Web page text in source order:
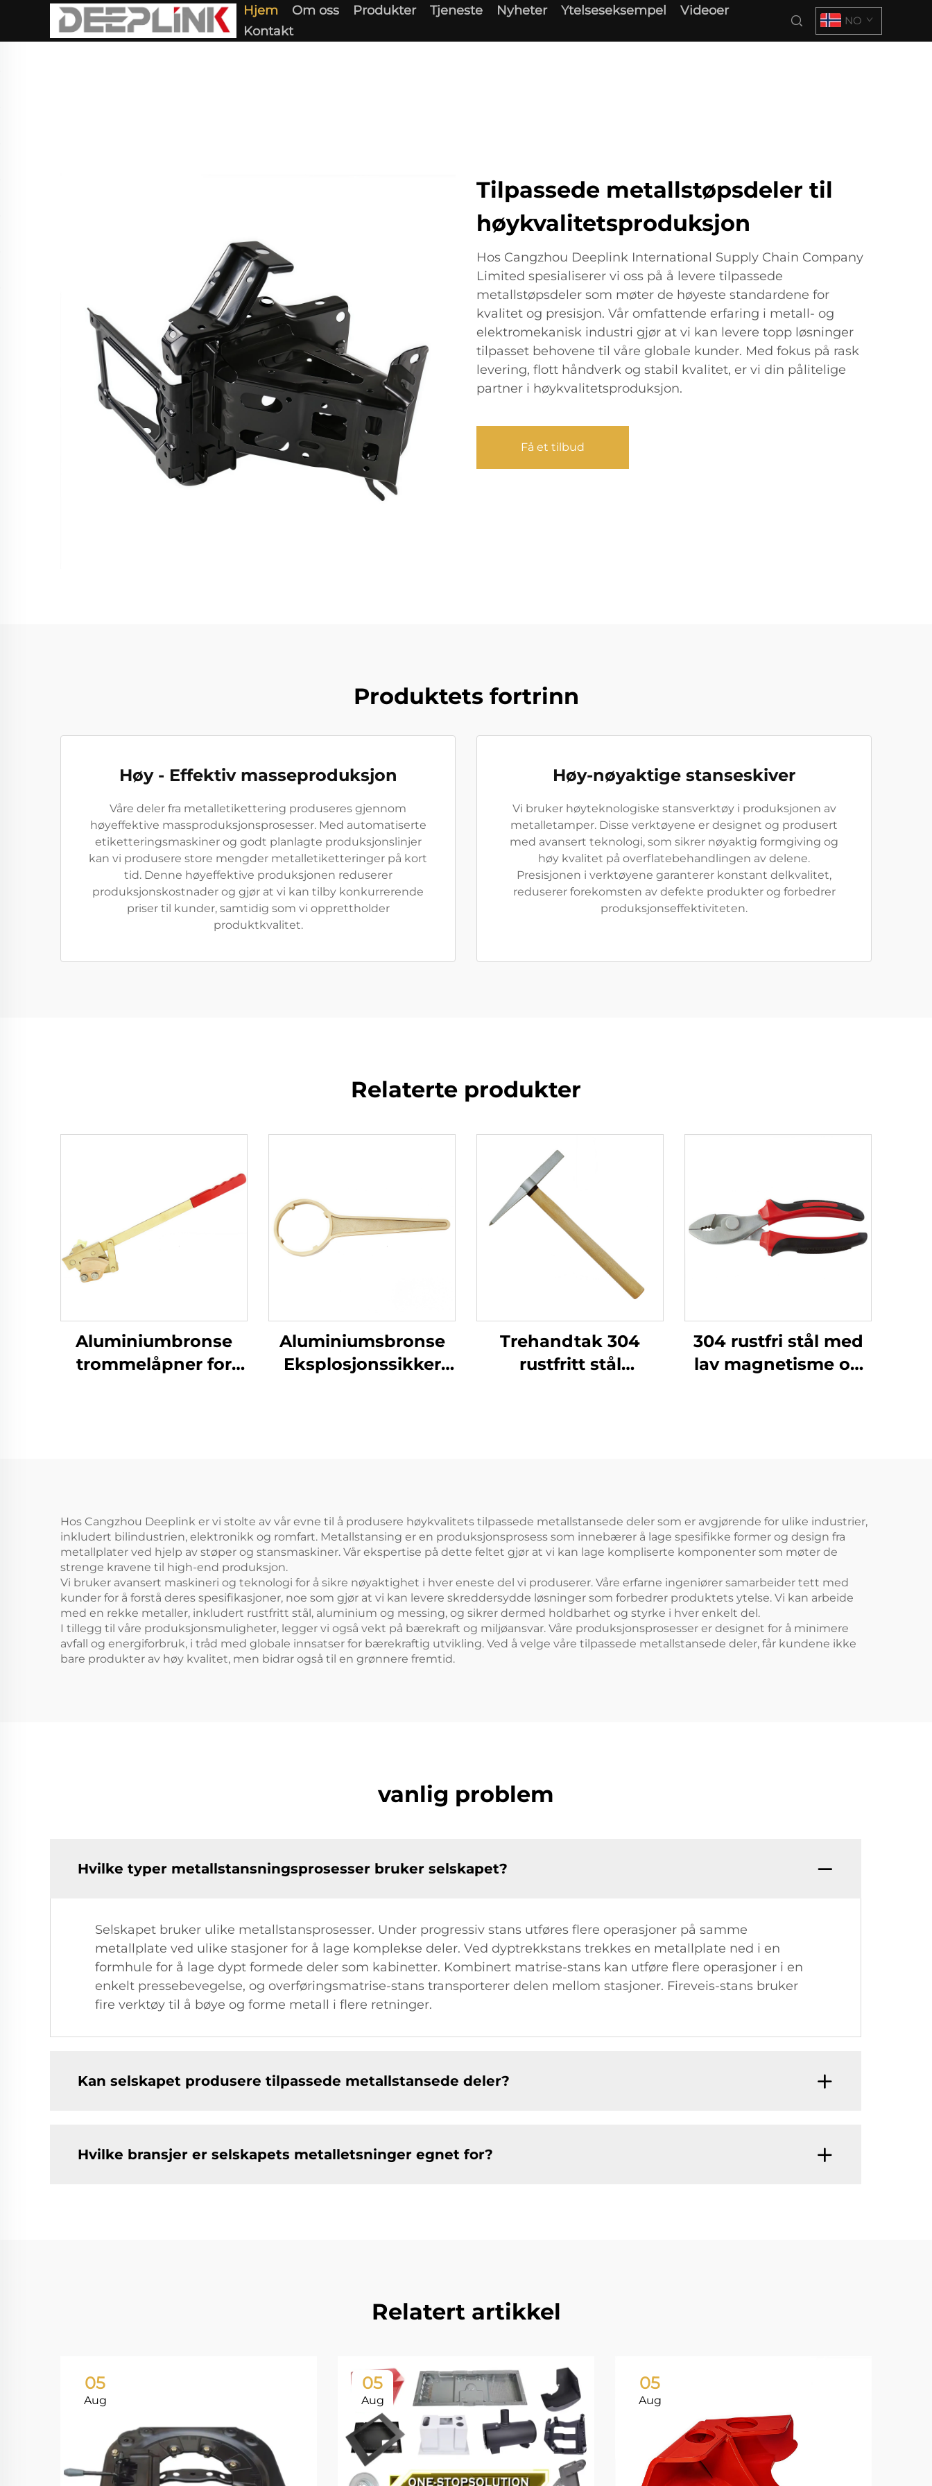
Hjem Om oss Produkter Tjeneste Nyheter Ytelseseksempel
Videoer
Kontakt
NO
Tilpassede metallstøpsdeler til
høykvalitetsproduksjon
Hos Cangzhou Deeplink International Supply Chain Company
Limited spesialiserer vi oss på å levere tilpassede
metallstøpsdeler som møter de høyeste standardene for
kvalitet og presisjon. Vår omfattende erfaring i metall- og
elektromekanisk industri gjør at vi kan levere topp løsninger
tilpasset behovene til våre globale kunder. Med fokus på rask
levering, flott håndverk og stabil kvalitet, er vi din pålitelige
partner i høykvalitetsproduksjon.
Få et tilbud
Produktets fortrinn
Høy - Effektiv masseproduksjon
Våre deler fra metalletikettering produseres gjennom
høyeffektive massproduksjonsprosesser. Med automatiserte
etiketteringsmaskiner og godt planlagte produksjonslinjer
kan vi produsere store mengder metalletiketteringer på kort
tid. Denne høyeffektive produksjonen reduserer
produksjonskostnader og gjør at vi kan tilby konkurrerende
priser til kunder, samtidig som vi opprettholder
produktkvalitet.
Høy-nøyaktige stanseskiver
Vi bruker høyteknologiske stansverktøy i produksjonen av
metalletamper. Disse verktøyene er designet og produsert
med avansert teknologi, som sikrer nøyaktig formgiving og
høy kvalitet på overflatebehandlingen av delene.
Presisjonen i verktøyene garanterer konstant delkvalitet,
reduserer forekomsten av defekte produkter og forbedrer
produksjonseffektiviteten.
Relaterte produkter
Aluminiumbronse
trommelåpner for
Aluminiumsbronse
Eksplosjonssikker
Trehandtak 304
rustfritt stål
304 rustfri stål med
lav magnetisme og
Hos Cangzhou Deeplink er vi stolte av vår evne til å produsere høykvalitets tilpassede metallstansede deler som er avgjørende for ulike industrier,
inkludert bilindustrien, elektronikk og romfart. Metallstansing er en produksjonsprosess som innebærer å lage spesifikke former og design fra
metallplater ved hjelp av støper og stansmaskiner. Vår ekspertise på dette feltet gjør at vi kan lage kompliserte komponenter som møter de
strenge kravene til high-end produksjon.
Vi bruker avansert maskineri og teknologi for å sikre nøyaktighet i hver eneste del vi produserer. Våre erfarne ingeniører samarbeider tett med
kunder for å forstå deres spesifikasjoner, noe som gjør at vi kan levere skreddersydde løsninger som forbedrer produktets ytelse. Vi kan arbeide
med en rekke metaller, inkludert rustfritt stål, aluminium og messing, og sikrer dermed holdbarhet og styrke i hver enkelt del.
I tillegg til våre produksjonsmuligheter, legger vi også vekt på bærekraft og miljøansvar. Våre produksjonsprosesser er designet for å minimere
avfall og energiforbruk, i tråd med globale innsatser for bærekraftig utvikling. Ved å velge våre tilpassede metallstansede deler, får kundene ikke
bare produkter av høy kvalitet, men bidrar også til en grønnere fremtid.
vanlig problem
Hvilke typer metallstansningsprosesser bruker selskapet?
Selskapet bruker ulike metallstansprosesser. Under progressiv stans utføres flere operasjoner på samme
metallplate ved ulike stasjoner for å lage komplekse deler. Ved dyptrekkstans trekkes en metallplate ned i en
formhule for å lage dypt formede deler som kabinetter. Kombinert matrise-stans kan utføre flere operasjoner i en
enkelt pressebevegelse, og overføringsmatrise-stans transporterer delen mellom stasjoner. Fireveis-stans bruker
fire verktøy til å bøye og forme metall i flere retninger.
Kan selskapet produsere tilpassede metallstansede deler?
Hvilke bransjer er selskapets metalletsninger egnet for?
Relatert artikkel
05
Aug
05
Aug
05
Aug